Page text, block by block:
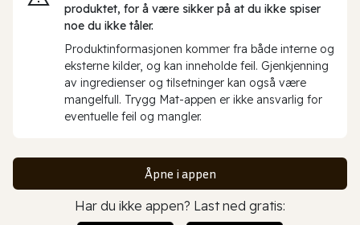
produktet, for å være sikker på at du ikke spiser
noe du ikke tåler.
Produktinformasjonen kommer fra både interne og
eksterne kilder, og kan inneholde feil. Gjenkjenning
av ingredienser og tilsetninger kan også være
mangelfull. Trygg Mat-appen er ikke ansvarlig for
eventuelle feil og mangler.
Åpne i appen
Har du ikke appen? Last ned gratis: